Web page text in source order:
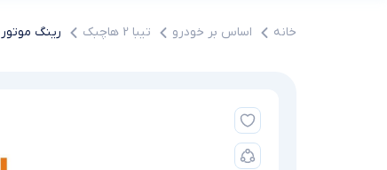
خانه اساس بر خودرو تیبا 2 هاچبک رینگ موتور